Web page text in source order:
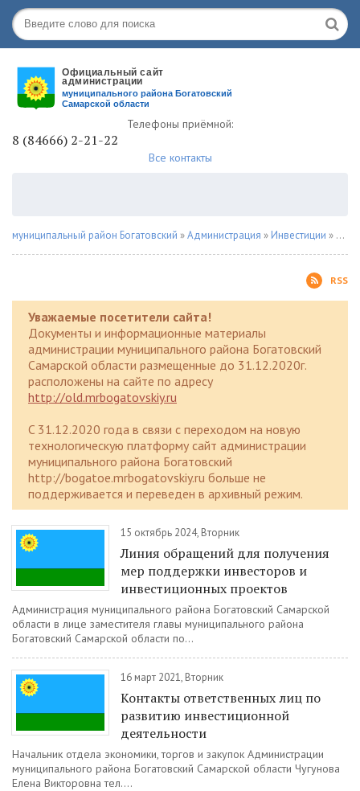
Телефоны приёмной:
8 (84666) 2-21-22
Все контакты
муниципальный район Богатовский »Администрация » Инвестиции » Линия обращения
RSS
Уважаемые посетители сайта!
Документы и информационные материалы
администрации муниципального района Богатовский
Самарской области размещенные до 31.12.2020г.
расположены на сайте по адресу
http://old.mrbogatovskiy.ru
C 31.12.2020 года в связи с переходом на новую
технологическую платформу сайт администрации
муниципального района Богатовский
http://bogatoe.mrbogatovskiy.ru больше не
поддерживается и переведен в архивный режим.
15 октябрь 2024, Вторник
Линия обращений для получения
мер поддержки инвесторов и
инвестиционных проектов
Администрация муниципального района Богатовский Самарской
области в лице заместителя главы муниципального района
Богатовский Самарской области по...
16 март 2021, Вторник
Контакты ответственных лиц по
развитию инвестиционной
деятельности
Начальник отдела экономики, торгов и закупок Администрации
муниципального района Богатовский Самарской области Чугунова
Елена Викторовна тел....